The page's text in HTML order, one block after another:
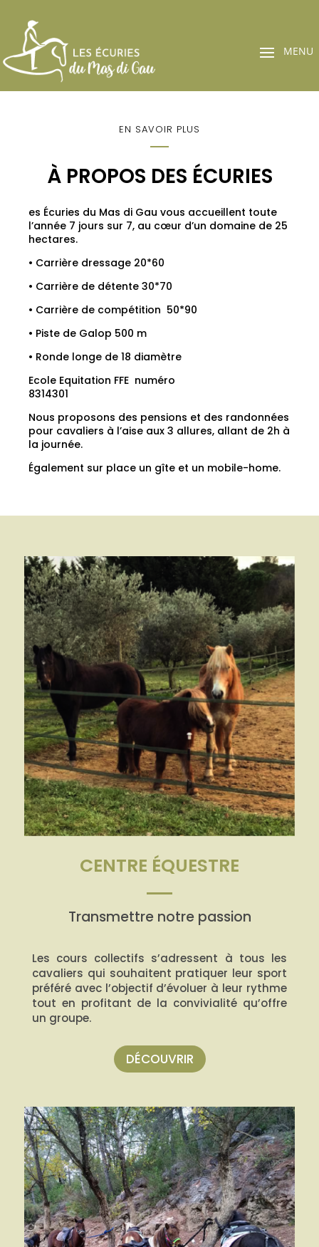
EN SAVOIR PLUS
À PROPOS DES ÉCURIES
es Écuries du Mas di Gau vous accueillent toute
l’année 7 jours sur 7, au cœur d’un domaine de 25
hectares.
• Carrière dressage 20*60
• Carrière de détente 30*70
• Carrière de compétition 50*90
• Piste de Galop 500 m
• Ronde longe de 18 diamètre
Ecole Equitation FFE numéro
8314301
Nous proposons des pensions et des randonnées
pour cavaliers à l’aise aux 3 allures, allant de 2h à
la journée.
Également sur place un gîte et un mobile-home.
CENTRE ÉQUESTRE
Transmettre notre passion
Les cours collectifs s’adressent à tous les
cavaliers qui souhaitent pratiquer leur sport
préféré avec l’objectif d’évoluer à leur rythme
tout en profitant de la convivialité qu’offre
un groupe.
DÉCOUVRIR